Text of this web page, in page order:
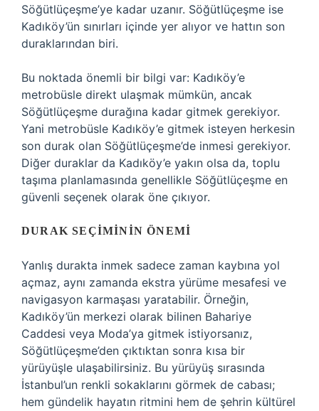
Söğütlüçeşme’ye kadar uzanır. Söğütlüçeşme ise
Kadıköy’ün sınırları içinde yer alıyor ve hattın son
duraklarından biri.
Bu noktada önemli bir bilgi var: Kadıköy’e
metrobüsle direkt ulaşmak mümkün, ancak
Söğütlüçeşme durağına kadar gitmek gerekiyor.
Yani metrobüsle Kadıköy’e gitmek isteyen herkesin
son durak olan Söğütlüçeşme’de inmesi gerekiyor.
Diğer duraklar da Kadıköy’e yakın olsa da, toplu
taşıma planlamasında genellikle Söğütlüçeşme en
güvenli seçenek olarak öne çıkıyor.
DURAK SEÇIMININ ÖNEMI
Yanlış durakta inmek sadece zaman kaybına yol
açmaz, aynı zamanda ekstra yürüme mesafesi ve
navigasyon karmaşası yaratabilir. Örneğin,
Kadıköy’ün merkezi olarak bilinen Bahariye
Caddesi veya Moda’ya gitmek istiyorsanız,
Söğütlüçeşme’den çıktıktan sonra kısa bir
yürüyüşle ulaşabilirsiniz. Bu yürüyüş sırasında
İstanbul’un renkli sokaklarını görmek de cabası;
hem gündelik hayatın ritmini hem de şehrin kültürel